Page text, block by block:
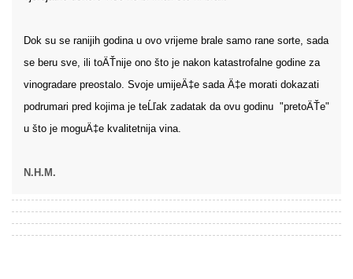
Dok su se ranijih godina u ovo vrijeme brale samo rane sorte, sada
se beru sve, ili toÄŤnije ono što je nakon katastrofalne godine za
vinogradare preostalo. Svoje umijeÄ‡e sada Ä‡e morati dokazati
podrumari pred kojima je teĹľak zadatak da ovu godinu "pretoÄŤe"
u što je moguÄ‡e kvalitetnija vina.
N.H.M.